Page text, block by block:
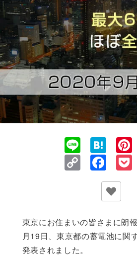
Line
Copy
Link
東京にお住まいの皆さまに朗
月19日、東京都の蓄電池に関
発表されました。